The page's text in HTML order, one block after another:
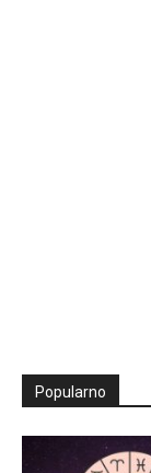
Popularno